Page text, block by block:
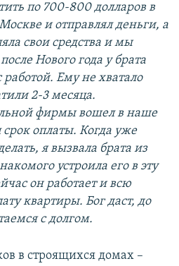
по 700-800 долларов в
и отправлял деньги, а
свои средства и мы
Нового года у брата
Ему не хватало
2-3 месяца.
фирмы вошел в наше
оплаты. Когда уже
я вызвала брата из
устроила его в эту
он работает и всю
квартиры. Бог даст, до
с долгом.
в строящихся домах –